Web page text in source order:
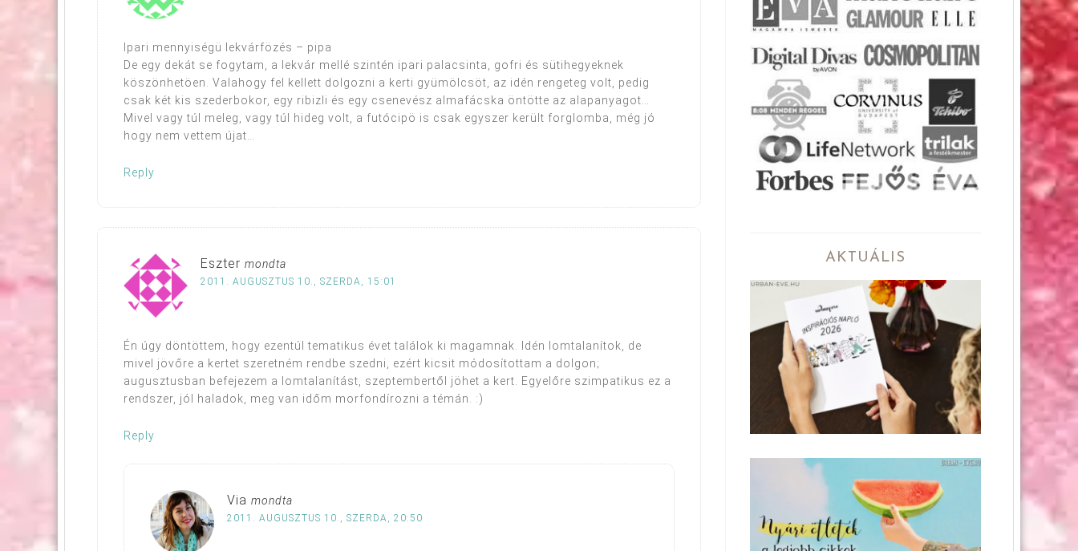
Ipari mennyiségü lekvárfözés – pipa
De egy dekát se fogytam, a lekvár mellé szintén ipari palacsinta, gofri és sütihegyeknek
köszönhetöen. Valahogy fel kellett dolgozni a kerti gyümölcsöt, az idén rengeteg volt, pedig
csak két kis szederbokor, egy ribizli és egy csenevész almafácska öntötte az alapanyagot…
Mivel vagy túl meleg, vagy túl hideg volt, a futócipö is csak egyszer került forglomba, még jó
hogy nem vettem újat…
Reply
Eszter mondta
2011. AUGUSZTUS 10., SZERDA, 15:01
Én úgy döntöttem, hogy ezentúl tematikus évet találok ki magamnak. Idén lomtalanítok, de
mivel jövőre a kertet szeretném rendbe szedni, ezért kicsit módosítottam a dolgon;
augusztusban befejezem a lomtalanítást, szeptembertől jöhet a kert. Egyelőre szimpatikus ez a
rendszer, jól haladok, meg van időm morfondírozni a témán. :)
Reply
Via mondta
2011. AUGUSZTUS 10., SZERDA, 20:50
AKTUÁLIS